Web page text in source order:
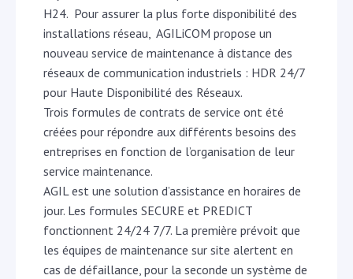
H24. Pour assurer la plus forte disponibilité des
installations réseau, AGILiCOM propose un
nouveau service de maintenance à distance des
réseaux de communication industriels : HDR 24/7
pour Haute Disponibilité des Réseaux.
Trois formules de contrats de service ont été
créées pour répondre aux différents besoins des
entreprises en fonction de l’organisation de leur
service maintenance.
AGIL est une solution d’assistance en horaires de
jour. Les formules SECURE et PREDICT
fonctionnent 24/24 7/7. La première prévoit que
les équipes de maintenance sur site alertent en
cas de défaillance, pour la seconde un système de